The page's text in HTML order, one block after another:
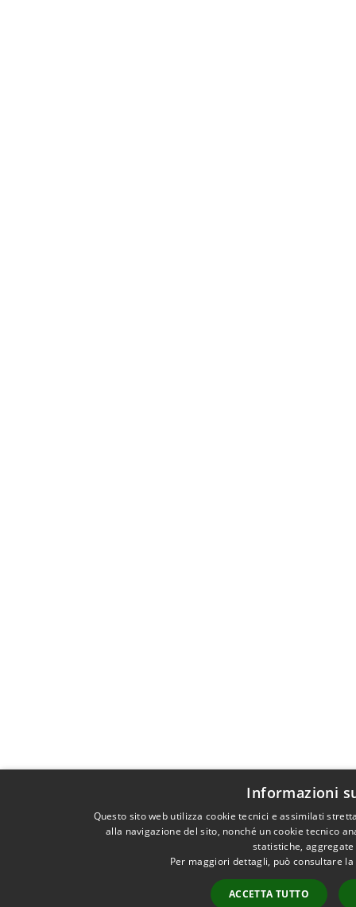
Informazioni
Questo sito web utilizza cookie tecnici e assimilati
alla navigazione del sito, nonché un cookie tecnico
statistiche,
Per maggiori dettagli, può consultare
ACCETTA TUTTO